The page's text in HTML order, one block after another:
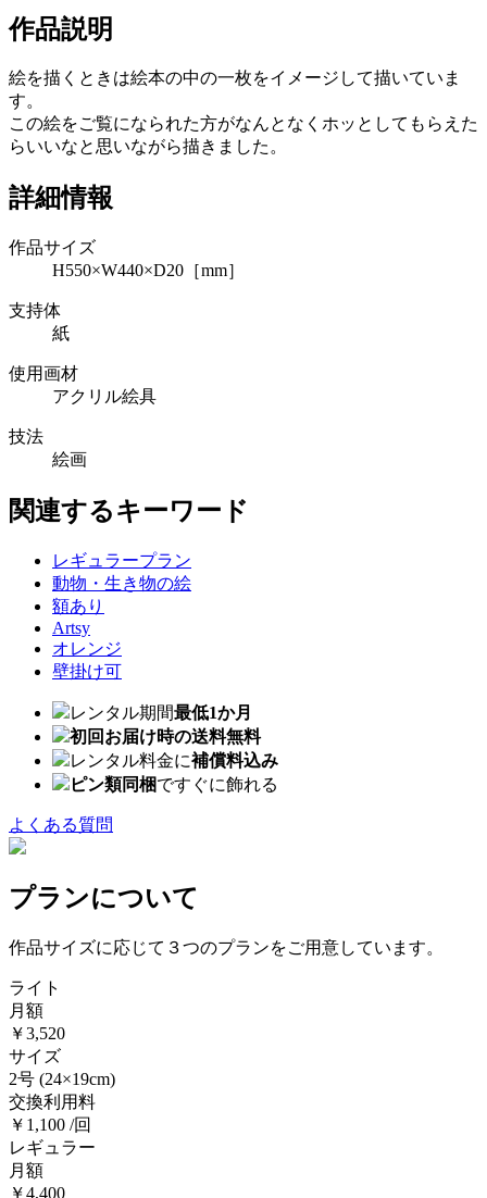
作品説明
絵を描くときは絵本の中の一枚をイメージして描いていま
す。
この絵をご覧になられた方がなんとなくホッとしてもらえた
らいいなと思いながら描きました。
詳細情報
作品サイズ
H550×W440×D20［mm］
支持体
紙
使用画材
アクリル絵具
技法
絵画
関連するキーワード
レギュラープラン
動物・生き物の絵
額あり
Artsy
オレンジ
壁掛け可
レンタル期間最低1か月
初回お届け時の送料無料
レンタル料金に補償料込み
ピン類同梱ですぐに飾れる
よくある質問
プランについて
作品サイズに応じて３つのプランをご用意しています。
ライト
月額
￥3,520
サイズ
2号 (24×19cm)
交換利用料
￥1,100 /回
レギュラー
月額
￥4,400